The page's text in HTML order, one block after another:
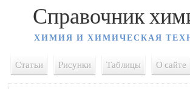
Справочник
ХИМИЯ И ХИМИЧЕСКАЯ
Статьи Рисунки Таблицы О сайте